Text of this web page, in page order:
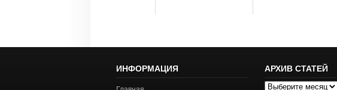
ИНФОРМАЦИЯ АРХИВ СТАТЕЙ
Архив